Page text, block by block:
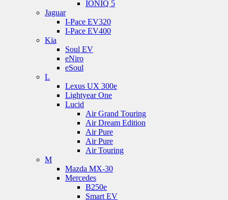
IONIQ 5
Jaguar
I-Pace EV320
I-Pace EV400
Kia
Soul EV
eNiro
eSoul
L
Lexus UX 300e
Lightyear One
Lucid
Air Grand Touring
Air Dream Edition
Air Pure
Air Pure
Air Touring
M
Mazda MX-30
Mercedes
B250e
Smart EV